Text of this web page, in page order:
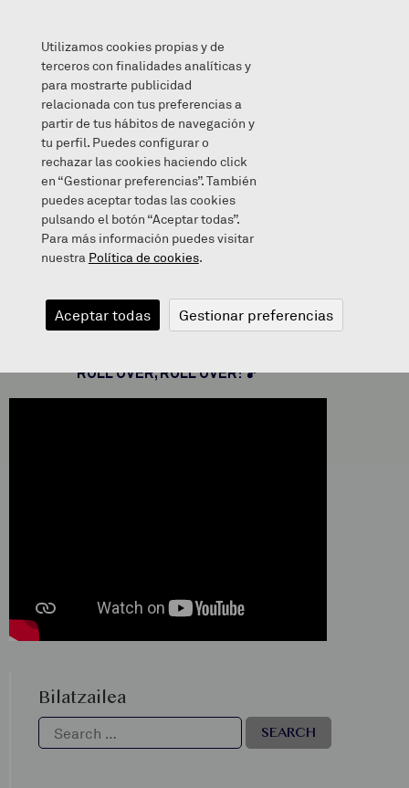
10 IN THE BED
2020/05/12
10 IN THE BED
ROLL OVER, ROLL OVER! 🎵
Bilatzailea
Utilizamos cookies propias y de
terceros con finalidades analíticas y
para mostrarte publicidad
relacionada con tus preferencias a
partir de tus hábitos de navegación y
tu perfil. Puedes configurar o
rechazar las cookies haciendo click
en “Gestionar preferencias”. También
puedes aceptar todas las cookies
pulsando el botón “Aceptar todas”.
Para más información puedes visitar
nuestra Política de cookies.
Aceptar todas Gestionar preferencias